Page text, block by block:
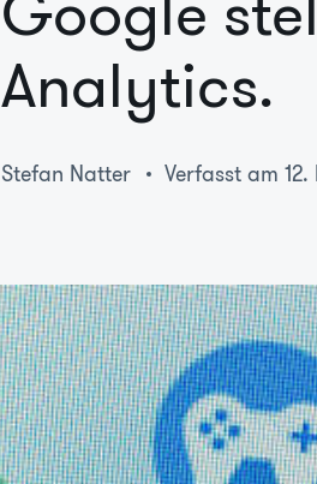
Analytics.
Stefan Natter Verfasst am 12.